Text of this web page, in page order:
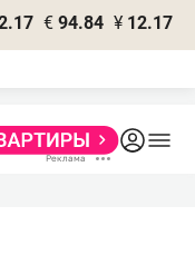
€ 94.84 ¥ 12.17